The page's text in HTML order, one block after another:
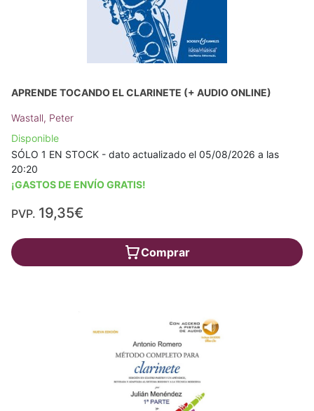
APRENDE TOCANDO EL CLARINETE (+ AUDIO ONLINE)
Wastall, Peter
Disponible
SÓLO 1 EN STOCK - dato actualizado el 05/08/2026 a las
20:20
¡GASTOS DE ENVÍO GRATIS!
PVP. 19,35€
Comprar